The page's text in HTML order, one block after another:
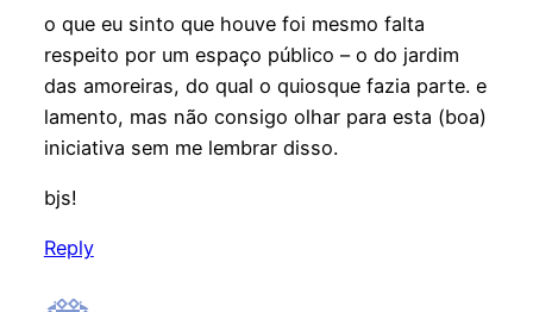
o que eu sinto que houve foi mesmo falta
respeito por um espaço público – o do jardim
das amoreiras, do qual o quiosque fazia parte. e
lamento, mas não consigo olhar para esta (boa)
iniciativa sem me lembrar disso.
bjs!
Reply